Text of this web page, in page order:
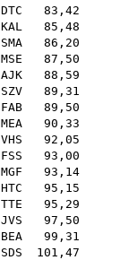
DTC 83,42
KAL 85,48
SMA 86,20
MSE 87,50
AJK 88,59
SZV 89,31
FAB 89,50
MEA 90,33
VHS 92,05
FSS 93,00
MGF 93,14
HTC 95,15
TTE 95,29
JVS 97,50
BEA 99,31
SDS 101,47